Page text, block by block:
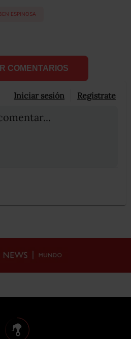
ESPINOSA
COMENTARIOS
Iniciar sesión Registrate